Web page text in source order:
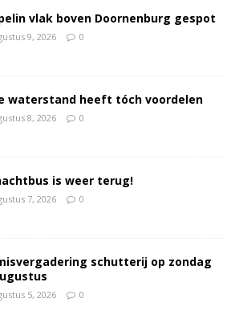
vlak boven Doornenburg gespot
9, 2026 0
waterstand heeft tóch voordelen
8, 2026 0
is weer terug!
7, 2026 0
schutterij op zondag
5, 2026 0